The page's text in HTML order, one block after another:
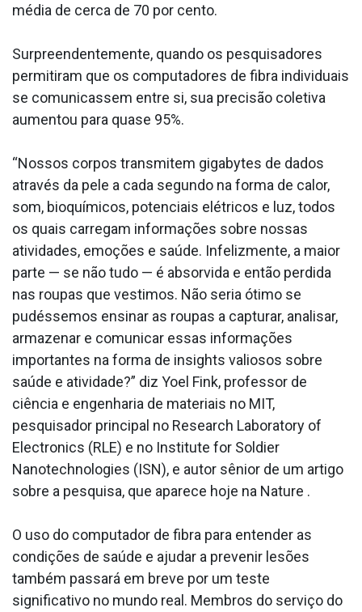
média de cerca de 70 por cento.
Surpreendentemente, quando os pesquisadores
permitiram que os computadores de fibra individuais
se comunicassem entre si, sua precisão coletiva
aumentou para quase 95%.
“Nossos corpos transmitem gigabytes de dados
através da pele a cada segundo na forma de calor,
som, bioquímicos, potenciais elétricos e luz, todos
os quais carregam informações sobre nossas
atividades, emoções e saúde. Infelizmente, a maior
parte — se não tudo — é absorvida e então perdida
nas roupas que vestimos. Não seria ótimo se
pudéssemos ensinar as roupas a capturar, analisar,
armazenar e comunicar essas informações
importantes na forma de insights valiosos sobre
saúde e atividade?” diz Yoel Fink, professor de
ciência e engenharia de materiais no MIT,
pesquisador principal no Research Laboratory of
Electronics (RLE) e no Institute for Soldier
Nanotechnologies (ISN), e autor sênior de um artigo
sobre a pesquisa, que aparece hoje na Nature .
O uso do computador de fibra para entender as
condições de saúde e ajudar a prevenir lesões
também passará em breve por um teste
significativo no mundo real. Membros do serviço do